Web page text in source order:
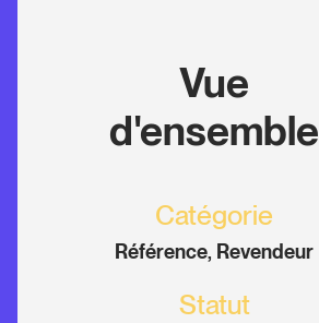
Vue
d'ensemble
Catégorie
Référence, Revendeur
Statut